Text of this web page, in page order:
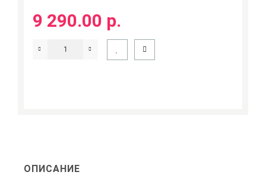
9 290.00 р.
ОПИСАНИЕ